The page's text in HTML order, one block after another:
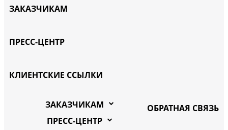
ЗАКАЗЧИКАМ
ПРЕСС-ЦЕНТР
КЛИЕНТСКИЕ ССЫЛКИ
ОБРАТНАЯ СВЯЗЬ
ЗАКАЗЧИКАМ
ПРЕСС-ЦЕНТР